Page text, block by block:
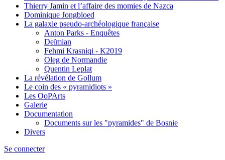
Thierry Jamin et l’affaire des momies de Nazca
Dominique Jongbloed
La galaxie pseudo-archéologique française
Anton Parks - Enquêtes
Deïmian
Fehmi Krasniqi - K2019
Oleg de Normandie
Quentin Leplat
La révélation de Gollum
Le coin des « pyramidiots »
Les OoPArts
Galerie
Documentation
Documents sur les "pyramides" de Bosnie
Divers
Se connecter